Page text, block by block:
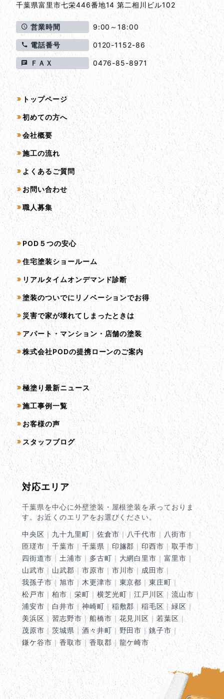
千葉県富里市七栄446番地14 第二相川ビル102
営業時間 9:00～18:00
電話番号 0120-1152-86
ＦＡＸ 0476-85-8971
サイトマップ
トップページ
初めての方へ
会社概要
施工の流れ
よくあるご質問
お問い合わせ
職人募集
サービス一覧
POD５つの安心
住宅塗装ショールーム
リアルタイムオンデマンド診断
塗装のついでにリノベーションでお得
災害で家が壊れてしまったときは
アパート・マンション・店舗の塗装
株式会社PODの提携ローンのご案内
コンテンツ一覧
極塗り最新ニュース
施工事例一覧
お客様の声
スタッフブログ
対応エリア
千葉県を中心に外壁塗装・屋根塗装を承っておりま
す。お近くのエリアをお選びください。
中央区 ｜九十九里町 ｜ 佐倉市｜ 八千代市 ｜ 八街市 ｜
匝瑳市 ｜ 千葉市｜ 千葉県 ｜ 印旛郡 ｜ 印西市 ｜取手市 ｜
四街道市 ｜ 土浦市 ｜ 多古町 ｜ 大網白里市 ｜富里市 ｜
山武市 ｜ 山武郡｜ 市原市 ｜ 市川市 ｜ 成田市 ｜
我孫子市｜ 旭市 ｜ 木更津市 ｜ 東京都 ｜東庄町 ｜
松戸市 ｜ 柏市 ｜ 栄町 ｜ 横芝光町 ｜江戸川区 ｜流山市 ｜
浦安市 ｜ 白井市 ｜ 神崎町 ｜ 稲敷郡 ｜稲毛区 ｜緑区 ｜
美浜区 ｜習志野市｜ 船橋市 ｜花見川区 ｜若葉区 ｜
茂原市｜ 茨城県 ｜酒々井町｜ 野田市 ｜銚子市 ｜
鎌ケ谷市｜香取市｜ 香取郡 ｜龍ケ崎市